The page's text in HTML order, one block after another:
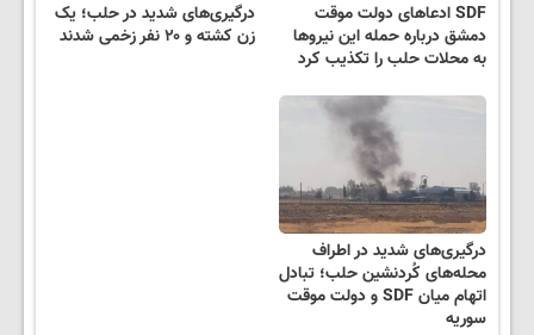
SDF ادعاهای دولت موقت
دمشق درباره حمله این نیروها
به محلات حلب را تکذیب کرد
درگیری‌های شدید در حلب؛ یک
زن کشته و ۲۰ نفر زخمی شدند
درگیری‌های شدید در اطراف
محله‌های کُردنشین حلب؛ تبادل
اتهام میان SDF و دولت موقت
سوریه